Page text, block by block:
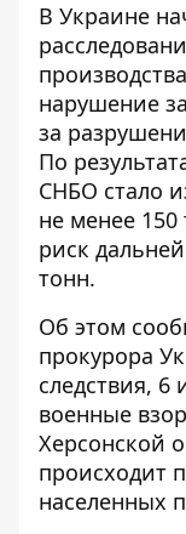
В Украине
нарушение
за
По
СНБО стало
не менее
риск
тонн.
Об этом
прокурора
следствия, 6
военные
Херсонской
происходит
населенных